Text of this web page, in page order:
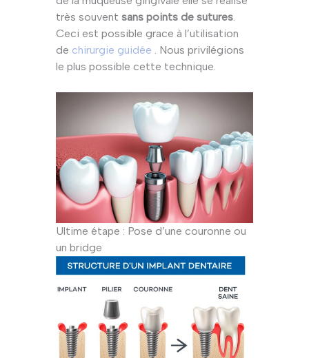
très souvent sans points de sutures.
Ceci est possible grace à l’utilisation
de chirurgie guidée . Nous privilégions
le plus possible cette technique.
Ultime étape : Pose d’une couronne ou
un bridge